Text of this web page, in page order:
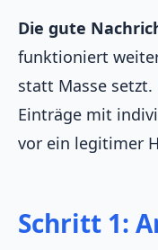
Die gute
funktioniert
statt Masse
Einträge mit
vor ein legitimer
Schritt 1: